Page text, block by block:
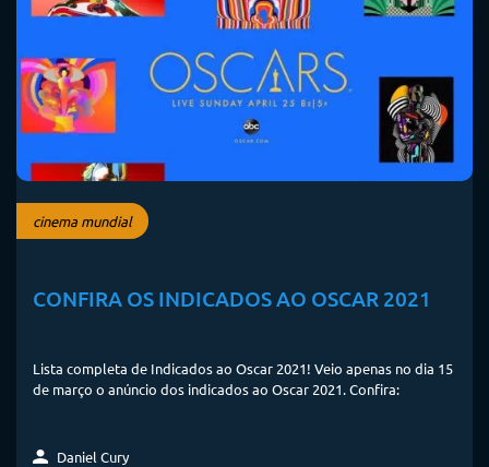
cinema mundial
CONFIRA OS INDICADOS AO OSCAR 2021
Lista completa de Indicados ao Oscar 2021! Veio apenas no dia 15
de março o anúncio dos indicados ao Oscar 2021. Confira:
Daniel Cury